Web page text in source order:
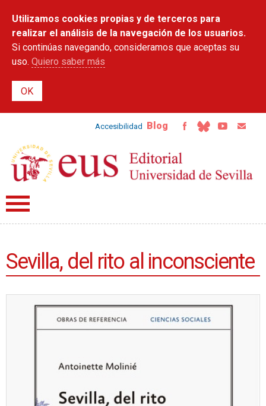
contenido
principal
Utilizamos cookies propias y de terceros para
realizar el análisis de la navegación de los usuarios.
Si continúas navegando, consideramos que aceptas su
uso. Quiero saber más
Accesibilidad Blog
Sevilla, del rito al inconsciente